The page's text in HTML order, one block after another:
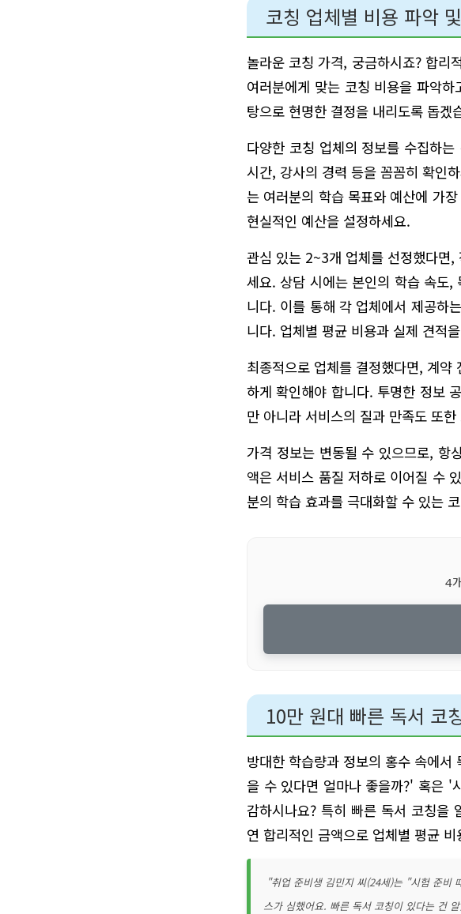
코칭 업체별 비용 파악
놀라운 코칭 가격, 궁금하시죠? 합리
여러분에게 맞는 코칭 비용을 파악
탕으로 현명한 결정을 내리도록 돕겠
다양한 코칭 업체의 정보를 수집하
시간, 강사의 경력 등을 꼼꼼히 확인
는 여러분의 학습 목표와 예산에 가
현실적인 예산을 설정하세요.
관심 있는 2~3개 업체를 선정했다면
세요. 상담 시에는 본인의 학습 속도
니다. 이를 통해 각 업체에서 제공하
니다. 업체별 평균 비용과 실제 견적
최종적으로 업체를 결정했다면, 계
하게 확인해야 합니다. 투명한 정보
만 아니라 서비스의 질과 만족도 또
가격 정보는 변동될 수 있으므로, 항
액은 서비스 품질 저하로 이어질 수
분의 학습 효과를 극대화할 수 있는
4
10만 원대 빠른 독서 코
방대한 학습량과 정보의 홍수 속에
을 수 있다면 얼마나 좋을까?' 혹은 '
감하시나요? 특히 빠른 독서 코칭을
연 합리적인 금액으로 업체별 평균
"취업 준비생 김민지 씨(24세)는 "시험 준비
스가 심했어요. 빠른 독서 코칭이 있다는 건